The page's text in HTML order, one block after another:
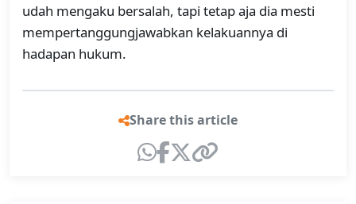
udah mengaku bersalah, tapi tetap aja dia mesti
mempertanggungjawabkan kelakuannya di
hadapan hukum.
Share this article